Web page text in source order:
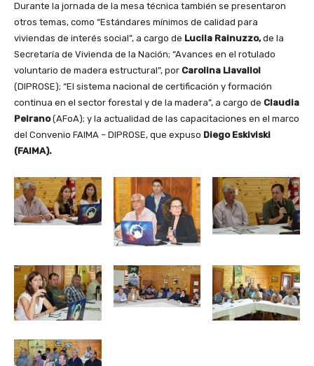
Durante la jornada de la mesa técnica también se presentaron
otros temas, como “Estándares mínimos de calidad para
viviendas de interés social”, a cargo de Lucila Rainuzzo,de la
Secretaría de Vivienda de la Nación; “Avances en el rotulado
voluntario de madera estructural”, por Carolina Llavallol
(DIPROSE); “El sistema nacional de certificación y formación
continua en el sector forestal y de la madera”, a cargo de Claudia
Peirano(AFoA); y la actualidad de las capacitaciones en el marco
del Convenio FAIMA – DIPROSE, que expuso Diego Eskiviski
(FAIMA).